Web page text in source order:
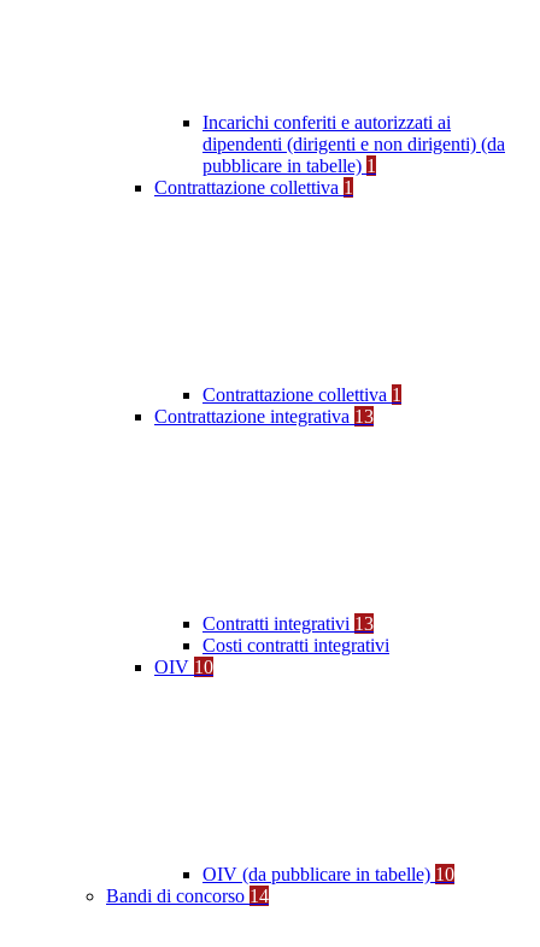
Incarichi conferiti e autorizzati ai
dipendenti (dirigenti e non dirigenti) (da
pubblicare in tabelle) 1
Contrattazione collettiva 1
Contrattazione collettiva 1
Contrattazione integrativa 13
Contratti integrativi 13
Costi contratti integrativi
OIV 10
OIV (da pubblicare in tabelle) 10
Bandi di concorso 14